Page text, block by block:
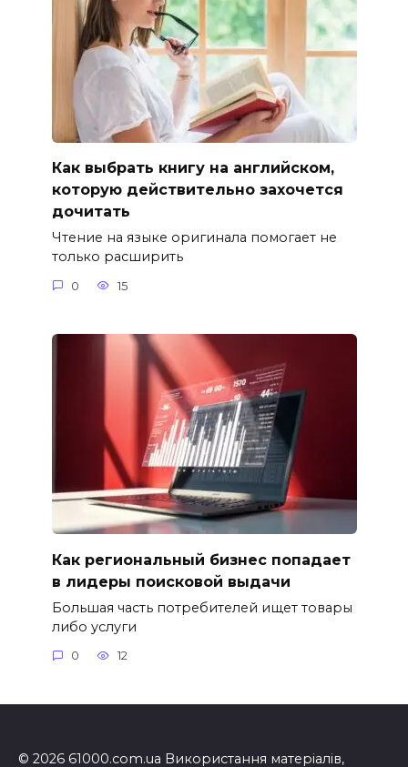
Как выбрать книгу на английском,
которую действительно захочется
дочитать
Чтение на языке оригинала помогает не
только расширить
0 15
Как региональный бизнес попадает
в лидеры поисковой выдачи
Большая часть потребителей ищет товары
либо услуги
0 12
© 2026 61000.com.ua Використання матеріалів,